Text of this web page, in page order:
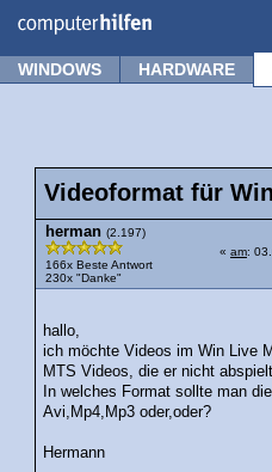
WINDOWS HARDWARE
Videoformat für
herman (2.197)
166x Beste Antwort
230x "Danke"
« am:
hallo,
ich möchte Videos im Win Live
MTS Videos, die er nicht abspielt.
In welches Format sollte man
Avi,Mp4,Mp3 oder,oder?
Hermann